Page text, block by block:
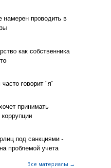
намерен проводить в
как собственника
говорит "я"
принимать
коррупции
под санкциями -
проблемой учета
Все материалы →